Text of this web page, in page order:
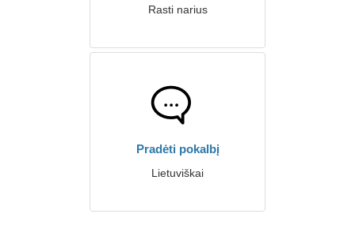
Rasti narius
Pradėti pokalbį
Lietuviškai